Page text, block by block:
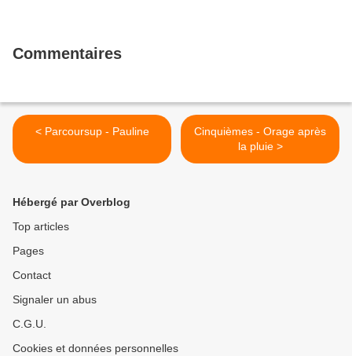
Commentaires
< Parcoursup - Pauline
Cinquièmes - Orage après
la pluie >
Hébergé par Overblog
Top articles
Pages
Contact
Signaler un abus
C.G.U.
Cookies et données personnelles